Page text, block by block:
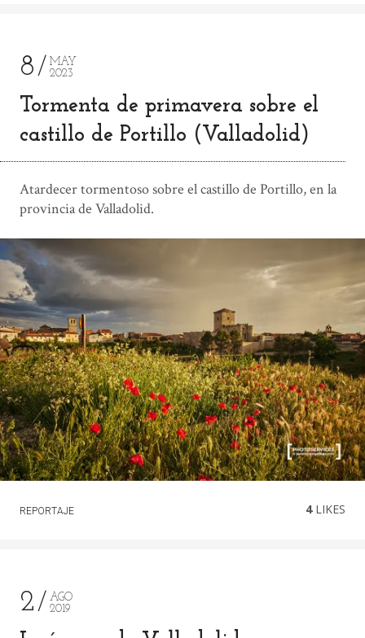
8
MAY
2023
Tormenta de primavera sobre el
castillo de Portillo (Valladolid)
Atardecer tormentoso sobre el castillo de Portillo, en la
provincia de Valladolid.
REPORTAJE 4LIKES
2
AGO
2019